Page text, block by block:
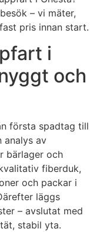
– vi mäter,
pris innan start.
i
och
första spadtag till
analys av
bärlager och
fiberduk,
och packar i
läggs
– avslutat med
stabil yta.